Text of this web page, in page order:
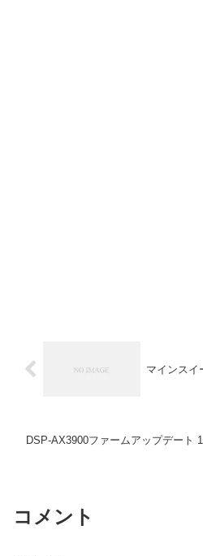
マインスイ
DSP-AX3900ファームアップデート
コメント